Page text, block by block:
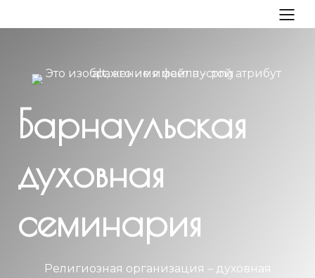
Барнаульская
духовная
семинария
Религиозная организация – духовная